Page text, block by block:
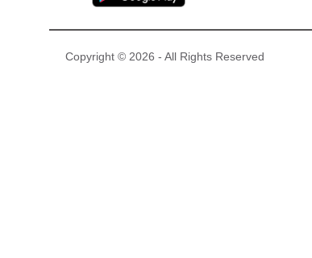
Copyright © 2026 - All Rights Reserved